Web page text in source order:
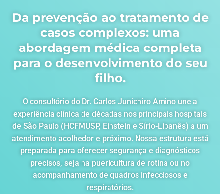
Da prevenção ao tratamento de
casos complexos: uma
abordagem médica completa
para o desenvolvimento do seu
filho.
O consultório do Dr. Carlos Junichiro Amino une a
experiência clínica de décadas nos principais hospitais
de São Paulo (HCFMUSP, Einstein e Sírio-Libanês) a um
atendimento acolhedor e próximo. Nossa estrutura está
preparada para oferecer segurança e diagnósticos
precisos, seja na puericultura de rotina ou no
acompanhamento de quadros infecciosos e
respiratórios.